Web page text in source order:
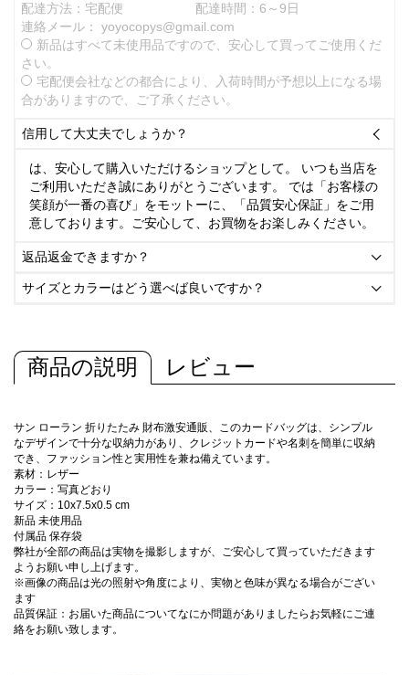
配達方法：宅配便
配達時間：6～9日
連絡メール： yoyocopys@gmail.com
新品はすべて未使用品ですので、安心して買ってご使用くだ
さい。
宅配便会社などの都合により、入荷時間が予想以上になる場
合がありますので、ご了承ください。
信用して大丈夫でしょうか？ 
は、安心して購入いただけるショップとして。 いつも当店を
ご利用いただき誠にありがとうございます。 では「お客様の
笑顔が一番の喜び」をモットーに、「品質安心保証」をご用
意しております。ご安心して、お買物をお楽しみください。
返品返金できますか？ 
サイズとカラーはどう選べば良いですか？ 
商品の説明 レビュー
サン ローラン 折りたたみ 財布激安通販、このカードバッグは、シンプル
なデザインで十分な収納力があり、クレジットカードや名刺を簡単に収納
でき、ファッション性と実用性を兼ね備えています。
素材：レザー
カラー：写真どおり
サイズ：10x7.5x0.5 cm
新品 未使用品
付属品 保存袋
弊社が全部の商品は実物を撮影しますが、ご安心して買っていただきます
ようお願い申し上げます。
※画像の商品は光の照射や角度により、実物と色味が異なる場合がござい
ます
品質保証：お届いた商品についてなにか問題がありましたらお気軽にご連
絡をお願い致します。